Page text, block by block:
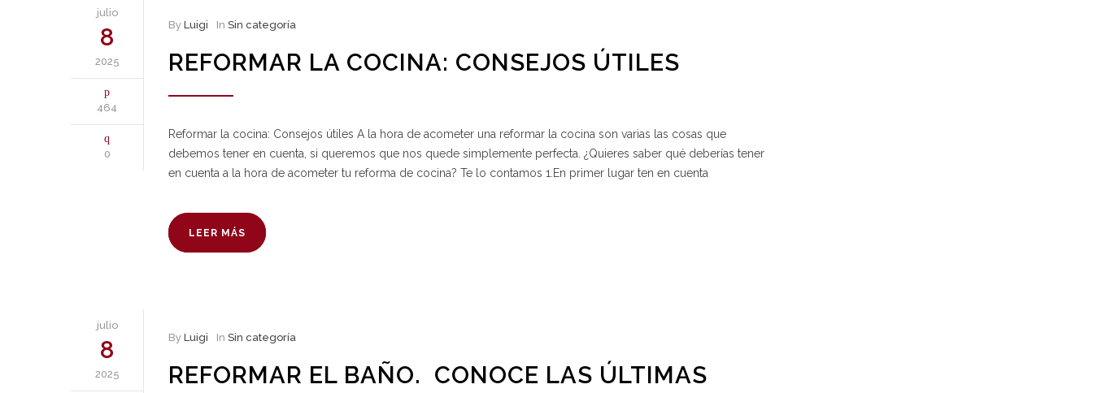
julio
8
2025
464
0
By Luigi In Sin categoría
REFORMAR LA COCINA: CONSEJOS ÚTILES
Reformar la cocina: Consejos útiles A la hora de acometer una reformar la cocina son varias las cosas que
debemos tener en cuenta, si queremos que nos quede simplemente perfecta. ¿Quieres saber qué deberías tener
en cuenta a la hora de acometer tu reforma de cocina? Te lo contamos 1.En primer lugar ten en cuenta
LEER MÁS
julio
8
2025
By Luigi In Sin categoría
REFORMAR EL BAÑO. CONOCE LAS ÚLTIMAS